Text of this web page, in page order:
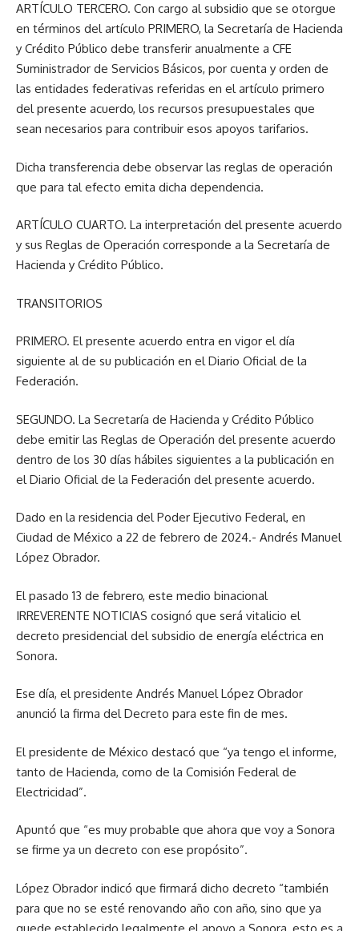
ARTÍCULO TERCERO. Con cargo al subsidio que se otorgue
en términos del artículo PRIMERO, la Secretaría de Hacienda
y Crédito Público debe transferir anualmente a CFE
Suministrador de Servicios Básicos, por cuenta y orden de
las entidades federativas referidas en el artículo primero
del presente acuerdo, los recursos presupuestales que
sean necesarios para contribuir esos apoyos tarifarios.
Dicha transferencia debe observar las reglas de operación
que para tal efecto emita dicha dependencia.
ARTÍCULO CUARTO. La interpretación del presente acuerdo
y sus Reglas de Operación corresponde a la Secretaría de
Hacienda y Crédito Público.
TRANSITORIOS
PRIMERO. El presente acuerdo entra en vigor el día
siguiente al de su publicación en el Diario Oficial de la
Federación.
SEGUNDO. La Secretaría de Hacienda y Crédito Público
debe emitir las Reglas de Operación del presente acuerdo
dentro de los 30 días hábiles siguientes a la publicación en
el Diario Oficial de la Federación del presente acuerdo.
Dado en la residencia del Poder Ejecutivo Federal, en
Ciudad de México a 22 de febrero de 2024.- Andrés Manuel
López Obrador.
El pasado 13 de febrero, este medio binacional
IRREVERENTE NOTICIAS cosignó que será vitalicio el
decreto presidencial del subsidio de energía eléctrica en
Sonora.
Ese día, el presidente Andrés Manuel López Obrador
anunció la firma del Decreto para este fin de mes.
El presidente de México destacó que “ya tengo el informe,
tanto de Hacienda, como de la Comisión Federal de
Electricidad”.
Apuntó que “es muy probable que ahora que voy a Sonora
se firme ya un decreto con ese propósito”.
López Obrador indicó que firmará dicho decreto “también
para que no se esté renovando año con año, sino que ya